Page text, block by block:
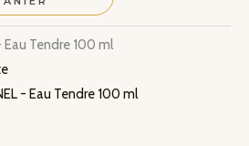
Eau Tendre 100 ml
- Eau Tendre 100 ml